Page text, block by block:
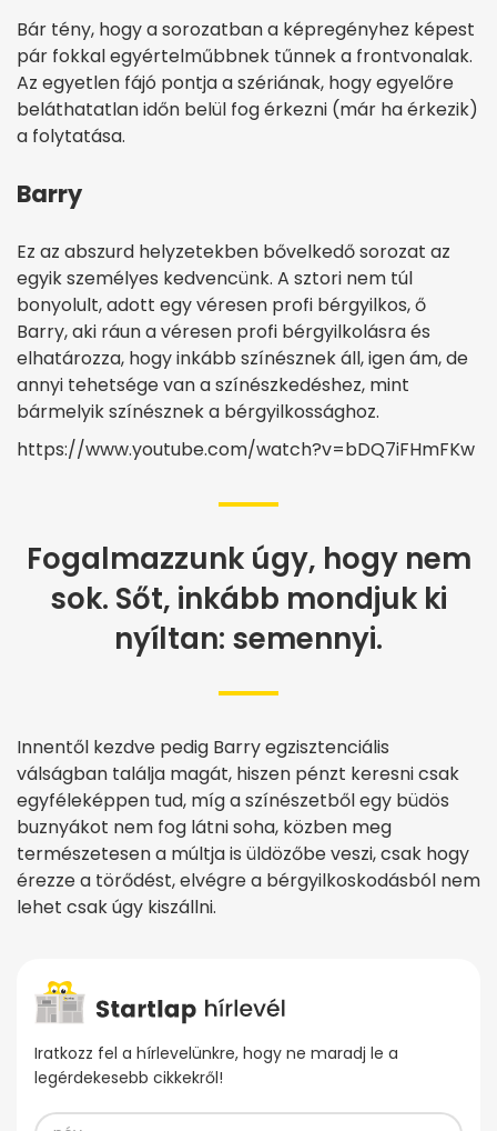
Bár tény, hogy a sorozatban a képregényhez képest
pár fokkal egyértelműbbnek tűnnek a frontvonalak.
Az egyetlen fájó pontja a szériának, hogy egyelőre
beláthatatlan időn belül fog érkezni (már ha érkezik)
a folytatása.
Barry
Ez az abszurd helyzetekben bővelkedő sorozat az
egyik személyes kedvencünk. A sztori nem túl
bonyolult, adott egy véresen profi bérgyilkos, ő
Barry, aki ráun a véresen profi bérgyilkolásra és
elhatározza, hogy inkább színésznek áll, igen ám, de
annyi tehetsége van a színészkedéshez, mint
bármelyik színésznek a bérgyilkossághoz.
https://www.youtube.com/watch?v=bDQ7iFHmFKw
Fogalmazzunk úgy, hogy nem
sok. Sőt, inkább mondjuk ki
nyíltan: semennyi.
Innentől kezdve pedig Barry egzisztenciális
válságban találja magát, hiszen pénzt keresni csak
egyféleképpen tud, míg a színészetből egy büdös
buznyákot nem fog látni soha, közben meg
természetesen a múltja is üldözőbe veszi, csak hogy
érezze a törődést, elvégre a bérgyilkoskodásból nem
lehet csak úgy kiszállni.
Iratkozz fel a hírlevelünkre, hogy ne maradj le a
legérdekesebb cikkekről!